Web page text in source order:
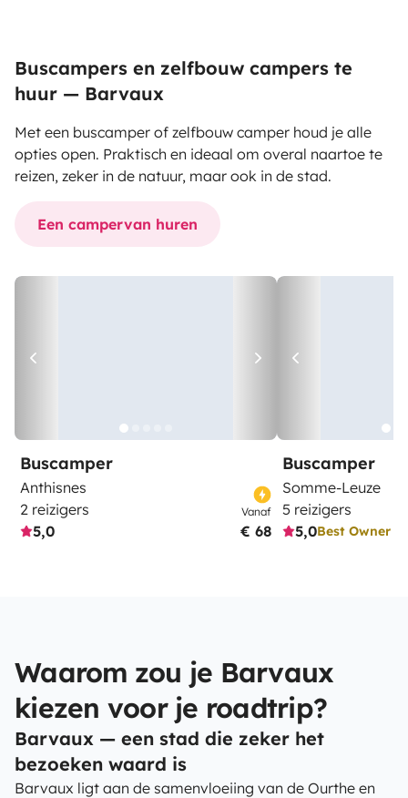
Buscampers en zelfbouw campers te
huur — Barvaux
Met een buscamper of zelfbouw camper houd je alle
opties open. Praktisch en ideaal om overal naartoe te
reizen, zeker in de natuur, maar ook in de stad.
Een campervan huren
Buscamper
Anthisnes
2 reizigers
5,0
Vanaf
€ 68
Buscamper
Somme-Leuze
5 reizigers
5,0Best Owner
Waarom zou je Barvaux
kiezen voor je roadtrip?
Barvaux — een stad die zeker het
bezoeken waard is
Barvaux ligt aan de samenvloeiing van de Ourthe en